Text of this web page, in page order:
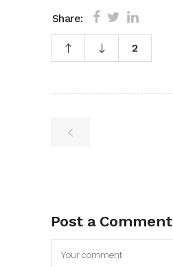
Share:
2
Post a Comment